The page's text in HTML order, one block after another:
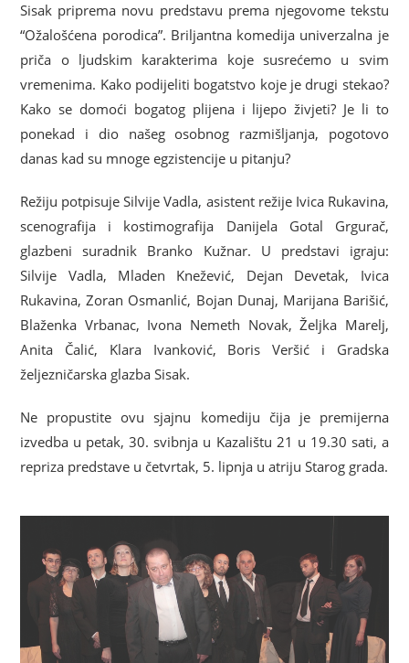
Sisak priprema novu predstavu prema njegovome tekstu
“Ožalošćena porodica”. Briljantna komedija univerzalna je
priča o ljudskim karakterima koje susrećemo u svim
vremenima. Kako podijeliti bogatstvo koje je drugi stekao?
Kako se domoći bogatog plijena i lijepo živjeti? Je li to
ponekad i dio našeg osobnog razmišljanja, pogotovo
danas kad su mnoge egzistencije u pitanju?
Režiju potpisuje Silvije Vadla, asistent režije Ivica Rukavina,
scenografija i kostimografija Danijela Gotal Grgurač,
glazbeni suradnik Branko Kužnar. U predstavi igraju:
Silvije Vadla, Mladen Knežević, Dejan Devetak, Ivica
Rukavina, Zoran Osmanlić, Bojan Dunaj, Marijana Barišić,
Blaženka Vrbanac, Ivona Nemeth Novak, Željka Marelj,
Anita Čalić, Klara Ivanković, Boris Veršić i Gradska
željezničarska glazba Sisak.
Ne propustite ovu sjajnu komediju čija je premijerna
izvedba u petak, 30. svibnja u Kazalištu 21 u 19.30 sati, a
repriza predstave u četvrtak, 5. lipnja u atriju Starog grada.